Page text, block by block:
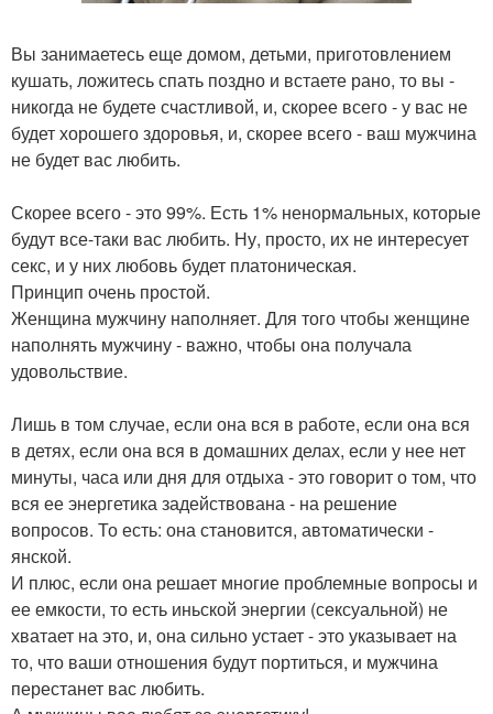
Вы занимаетесь еще домом, детьми, приготовлением
кушать, ложитесь спать поздно и встаете рано, то вы -
никогда не будете счастливой, и, скорее всего - у вас не
будет хорошего здоровья, и, скорее всего - ваш мужчина
не будет вас любить.
Скорее всего - это 99%. Есть 1% ненормальных, которые
будут все-таки вас любить. Ну, просто, их не интересует
секс, и у них любовь будет платоническая.
Принцип очень простой.
Женщина мужчину наполняет. Для того чтобы женщине
наполнять мужчину - важно, чтобы она получала
удовольствие.
Лишь в том случае, если она вся в работе, если она вся
в детях, если она вся в домашних делах, если у нее нет
минуты, часа или дня для отдыха - это говорит о том, что
вся ее энергетика задействована - на решение
вопросов. То есть: она становится, автоматически -
янской.
И плюс, если она решает многие проблемные вопросы и
ее емкости, то есть иньской энергии (сексуальной) не
хватает на это, и, она сильно устает - это указывает на
то, что ваши отношения будут портиться, и мужчина
перестанет вас любить.